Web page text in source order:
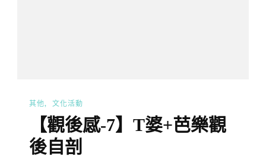
其他 文化活動
【觀後感-7】T婆+芭樂觀
後自剖